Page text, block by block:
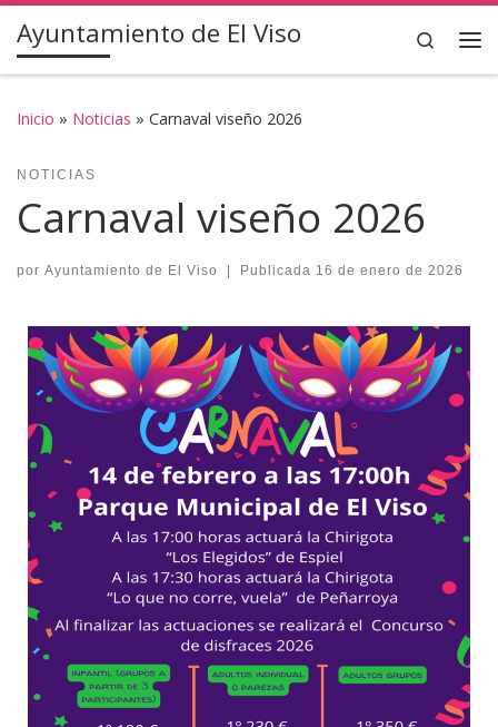
Saltar al contenido
Ayuntamiento de El Viso Search
Inicio » Noticias » Carnaval viseño 2026
NOTICIAS
Carnaval viseño 2026
por Ayuntamiento de El Viso | Publicada 16 de enero de 2026